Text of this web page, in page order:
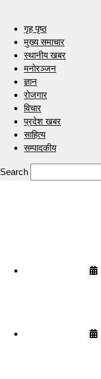
गृह पृष्ठ
मुख्य समाचार
स्थानीय खबर
मनोरञ्जन
ज्ञान
रोजगार
विचार
प्रदेश खबर
साहित्य
सम्पादकीय
Search